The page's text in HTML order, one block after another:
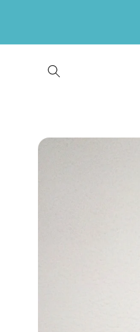
Saltar para